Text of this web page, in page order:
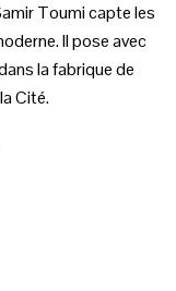
Toumi capte les
Il pose avec
la fabrique de
Cité.